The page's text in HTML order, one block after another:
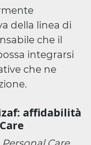
della linea di
che il
integrarsi
che ne
affidabilità